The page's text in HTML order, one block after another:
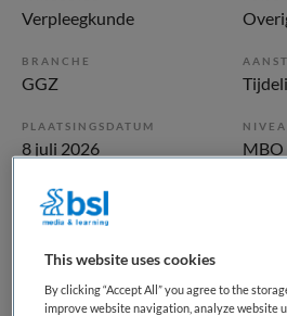
Verpleegkunde
BRANCHE
GGZ
PLAATSINGSDATUM
8 juli 2026 MBO
ERVARING
Niet nader bepaald
Vacature niet
This website uses cookies
By clicking “Accept All” you agree to the
improve website navigation, analyze website